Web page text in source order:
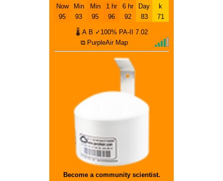
Now
95
Min
93
Min
95
1 hr
96
6 hr
92
Day
83
k
71
🌡 A B ✓100% PA-II 7.02
⧉ PurpleAir Map
Become a community scientist.